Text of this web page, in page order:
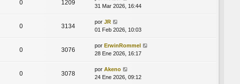
0 1209
31 Mar 2026, 16:44
0 3134
por JR
01 Feb 2026, 10:03
0 3076
por ErwinRommel
28 Ene 2026, 16:17
0 3078
por Akeno
24 Ene 2026, 09:12